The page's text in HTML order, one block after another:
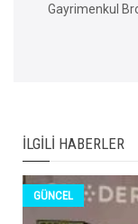
Gayrimenkul
İLGILI HABERLER
GÜNCEL